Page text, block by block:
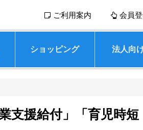
ご利用案内 会員
ショッピング 法人向
支援給付」「育児時短